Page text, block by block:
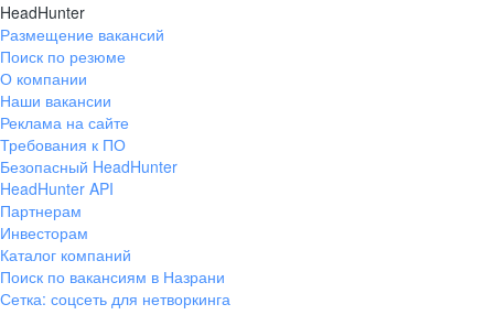
HeadHunter
Размещение вакансий
Поиск по резюме
О компании
Наши вакансии
Реклама на сайте
Требования к ПО
Безопасный HeadHunter
HeadHunter API
Партнерам
Инвесторам
Каталог компаний
Поиск по вакансиям в Назрани
Сетка: соцсеть для нетворкинга